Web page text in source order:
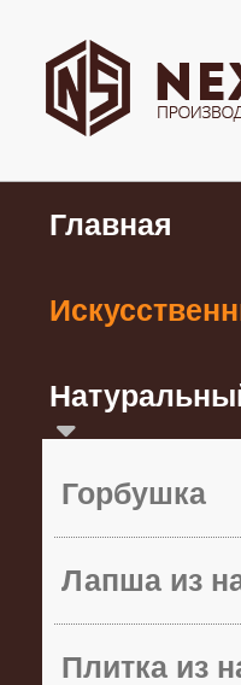
Главная
Горбушка
Лапша из
Плитка из